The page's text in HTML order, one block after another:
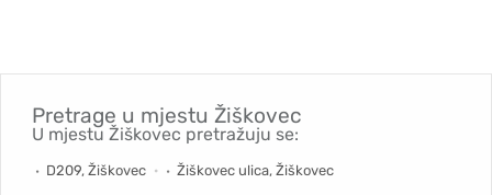
Pretrage u mjestu Žiškovec
U mjestu Žiškovec pretražuju se:
D209, Žiškovec Žiškovec ulica, Žiškovec